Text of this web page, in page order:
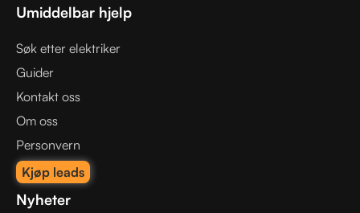
Umiddelbar hjelp
Søk etter elektriker
Guider
Kontakt oss
Om oss
Personvern
Kjøp leads
Nyheter